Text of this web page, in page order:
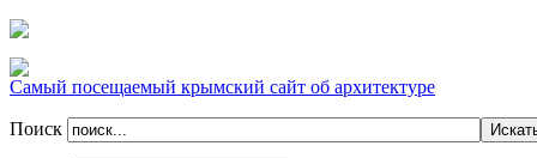
Самый посещаемый крымский сайт об архитектуре
Поиск